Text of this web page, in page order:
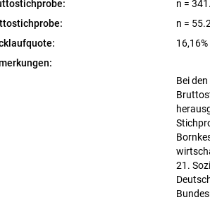
n =
n =
16,16%
Bei
21.